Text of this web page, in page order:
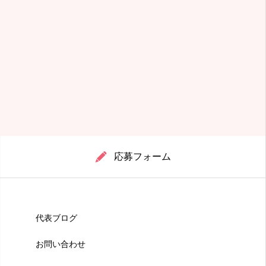
応募フォーム
代表ブログ
お問い合わせ